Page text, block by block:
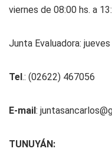
viernes de 08:00 hs. a
Junta Evaluadora:
Tel.: (02622) 467056
E-mail:
TUNUYÁN: